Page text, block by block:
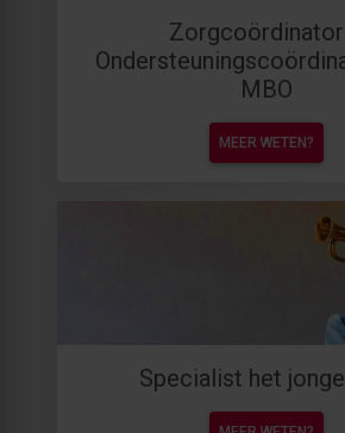
MBO
MEER WETEN?
Specialist het